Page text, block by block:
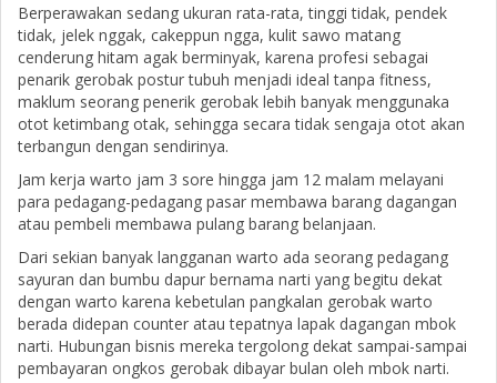
Berperawakan sedang ukuran rata-rata, tinggi tidak, pendek
tidak, jelek nggak, cakeppun ngga, kulit sawo matang
cenderung hitam agak berminyak, karena profesi sebagai
penarik gerobak postur tubuh menjadi ideal tanpa fitness,
maklum seorang penerik gerobak lebih banyak menggunaka
otot ketimbang otak, sehingga secara tidak sengaja otot akan
terbangun dengan sendirinya.
Jam kerja warto jam 3 sore hingga jam 12 malam melayani
para pedagang-pedagang pasar membawa barang dagangan
atau pembeli membawa pulang barang belanjaan.
Dari sekian banyak langganan warto ada seorang pedagang
sayuran dan bumbu dapur bernama narti yang begitu dekat
dengan warto karena kebetulan pangkalan gerobak warto
berada didepan counter atau tepatnya lapak dagangan mbok
narti. Hubungan bisnis mereka tergolong dekat sampai-sampai
pembayaran ongkos gerobak dibayar bulan oleh mbok narti.